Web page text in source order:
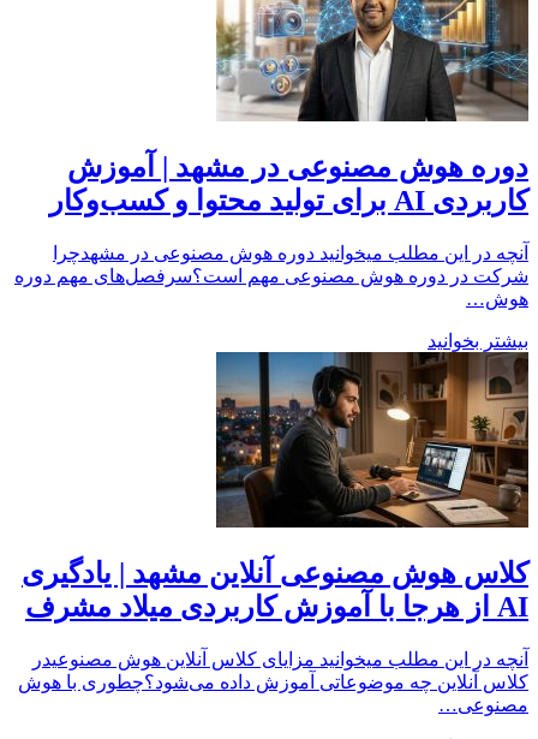
دوره هوش مصنوعی در مشهد | آموزش
کاربردی AI برای تولید محتوا و کسب‌وکار
آنچه در این مطلب میخوانید دوره هوش مصنوعی در مشهدچرا
شرکت در دوره هوش مصنوعی مهم است؟سرفصل‌های مهم دوره
هوش…
بیشتر بخوانید
کلاس هوش مصنوعی آنلاین مشهد | یادگیری
AI از هرجا با آموزش کاربردی میلاد مشرف
آنچه در این مطلب میخوانید مزایای کلاس آنلاین هوش مصنوعیدر
کلاس آنلاین چه موضوعاتی آموزش داده می‌شود؟چطوری با هوش
مصنوعی…